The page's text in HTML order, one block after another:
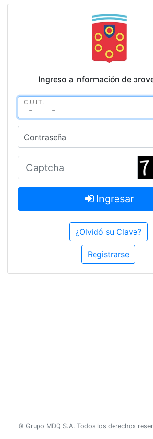
Ingreso a información de
C.U.I.T.
Contraseña
Ingresar
¿Olvidó su Clave?
Registrarse
© Grupo MDQ S.A. Todos los derechos